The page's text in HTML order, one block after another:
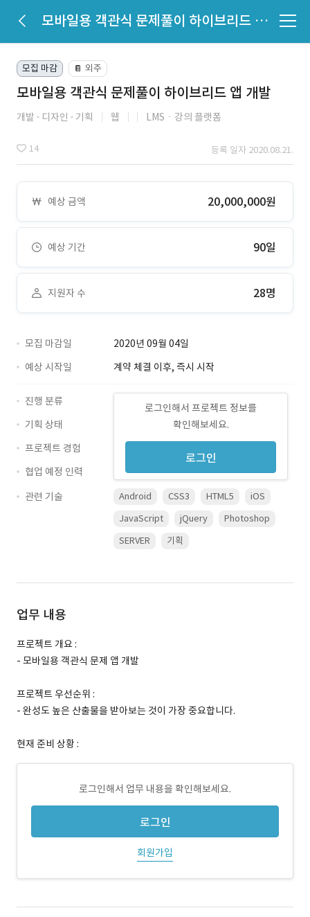
모바일용 객관식 문제풀이 하이브리드 앱 개발
모집 마감 📔 외주
모바일용 객관식 문제풀이 하이브리드 앱 개발
개발 디자인 기획 웹 LMSㆍ강의 플랫폼
14 등록 일자 2020.08.21.
예상 금액 20,000,000원
예상 기간 90일
지원자 수 28명
모집 마감일
2020년 09월 04일
예상 시작일
계약 체결 이후, 즉시 시작
로그인해서 프로젝트 정보를
확인해보세요.
로그인
진행 분류
기획 상태
프로젝트 경험
협업 예정 인력
관련 기술
Android CSS3 HTML5
iOS
JavaScript
jQuery
Photoshop
SERVER
기획
업무 내용
프로젝트 개요 :
- 모바일용 객관식 문제 앱 개발
프로젝트 우선순위 :
- 완성도 높은 산출물을 받아보는 것이 가장 중요합니다.
현재 준비 상황 :
로그인해서 업무 내용을 확인해보세요.
로그인
회원가입